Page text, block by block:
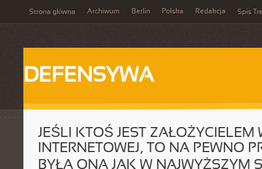
Strona główna Archiwum Berlin Polska Redakcja Spis
DEFENSYWA
JEŚLI KTOŚ JEST ZAŁOŻYCIELEM
INTERNETOWEJ, TO NA PEWNO
BYŁA ONA JAK W NAJWYŻSZYM